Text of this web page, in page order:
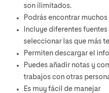
son ilimitados.
Podrás encontrar
Incluye diferentes
seleccionar las que más
Permiten descargar el
Puedes añadir notas y
trabajos con otras
Es muy fácil de manejar